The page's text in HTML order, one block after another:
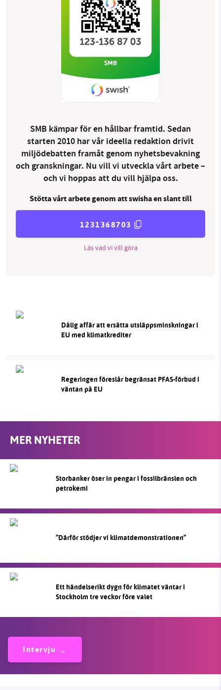
SMB kämpar för en hållbar framtid. Sedan
starten 2010 har vår ideella redaktion drivit
miljödebatten framåt genom nyhetsbevakning
och granskningar. Nu vill vi utveckla vårt arbete –
och vi hoppas att du vill hjälpa oss.
Stötta vårt arbete genom att swisha en slant till
1231368703
Läs vad vi vill göra
Dålig affär att ersätta utsläppsminskningar i
EU med klimatkrediter
Regeringen föreslår begränsat PFAS-förbud i
väntan på EU
MER NYHETER
Storbanker öser in pengar i fossilbränslen och
petrokemi
”Därför stödjer vi klimatdemonstrationen”
Ett händelserikt dygn för klimatet väntar i
Stockholm tre veckor före valet
Intervju